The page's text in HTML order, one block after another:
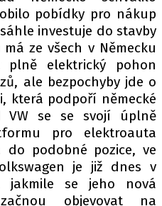
pobídky pro nákup
investuje do stavby
ze všech v Německu
plně elektrický pohon
ale bezpochyby jde o
která podpoří německé
VW se se svojí úplně
pro elektroauta
podobné pozice, ve
je již dnes v
jakmile se jeho nová
objevovat na